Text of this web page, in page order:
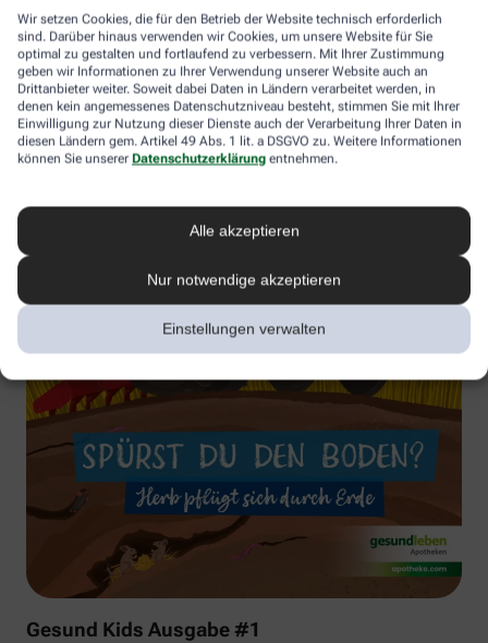
Wir setzen Cookies, die für den Betrieb der Website technisch erforderlich
sind. Darüber hinaus verwenden wir Cookies, um unsere Website für Sie
optimal zu gestalten und fortlaufend zu verbessern. Mit Ihrer Zustimmung
geben wir Informationen zu Ihrer Verwendung unserer Website auch an
Drittanbieter weiter. Soweit dabei Daten in Ländern verarbeitet werden, in
denen kein angemessenes Datenschutzniveau besteht, stimmen Sie mit Ihrer
Einwilligung zur Nutzung dieser Dienste auch der Verarbeitung Ihrer Daten in
diesen Ländern gem. Artikel 49 Abs. 1 lit. a DSGVO zu. Weitere Informationen
können Sie unserer Datenschutzerklärung entnehmen.
Alle akzeptieren
Nur notwendige akzeptieren
Einstellungen verwalten
Gesund Kids Ausgabe #1